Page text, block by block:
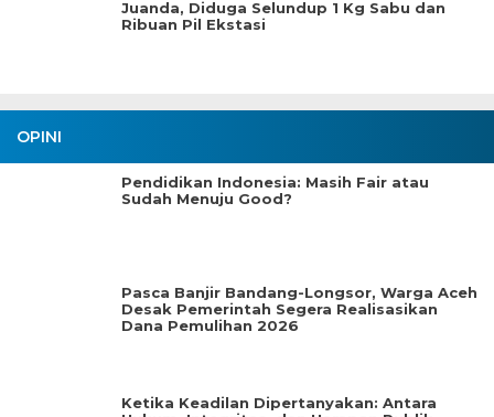
Juanda, Diduga Selundup 1 Kg Sabu dan
Ribuan Pil Ekstasi
OPINI
Pendidikan Indonesia: Masih Fair atau
Sudah Menuju Good?
Pasca Banjir Bandang-Longsor, Warga Aceh
Desak Pemerintah Segera Realisasikan
Dana Pemulihan 2026
Ketika Keadilan Dipertanyakan: Antara